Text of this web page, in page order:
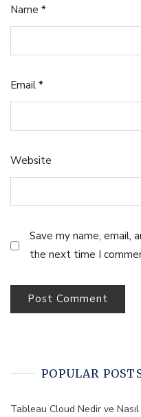
Name *
Email *
Website
Save my name, email,
the next time I
POPULAR
Tableau Cloud Nedir ve Nasıl